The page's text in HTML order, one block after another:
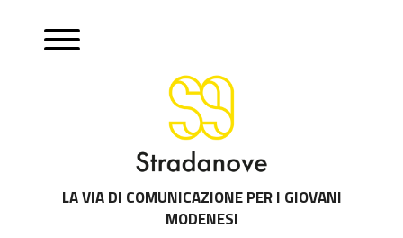
LA VIA DI COMUNICAZIONE PER I GIOVANI
MODENESI